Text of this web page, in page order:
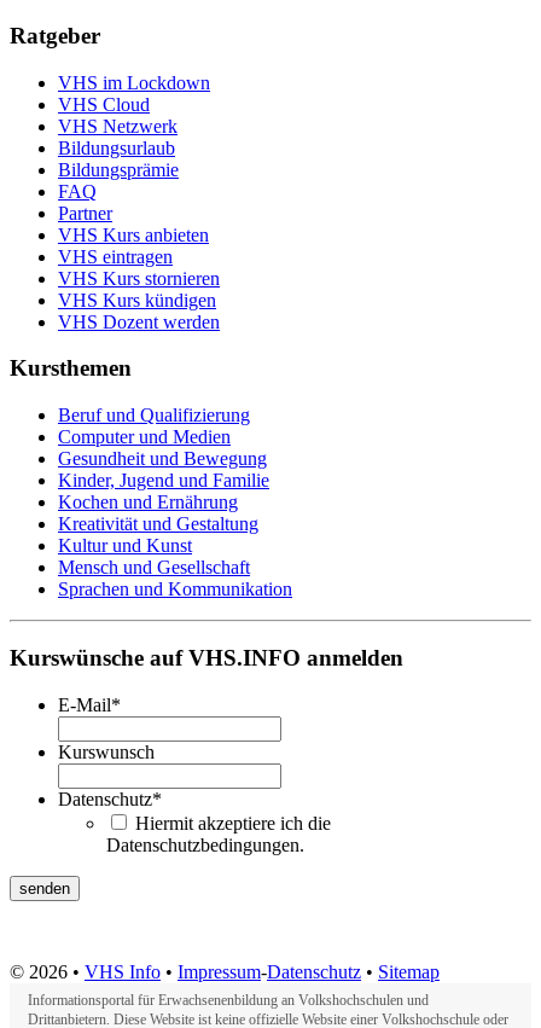
Ratgeber
VHS im Lockdown
VHS Cloud
VHS Netzwerk
Bildungsurlaub
Bildungsprämie
FAQ
Partner
VHS Kurs anbieten
VHS eintragen
VHS Kurs stornieren
VHS Kurs kündigen
VHS Dozent werden
Kursthemen
Beruf und Qualifizierung
Computer und Medien
Gesundheit und Bewegung
Kinder, Jugend und Familie
Kochen und Ernährung
Kreativität und Gestaltung
Kultur und Kunst
Mensch und Gesellschaft
Sprachen und Kommunikation
Kurswünsche auf VHS.INFO anmelden
E-Mail*
Kurswunsch
Datenschutz*
Hiermit akzeptiere ich die
Datenschutzbedingungen.
© 2026 • VHS Info • Impressum-Datenschutz • Sitemap
Informationsportal für Erwachsenenbildung an Volkshochschulen und
Drittanbietern. Diese Website ist keine offizielle Website einer Volkshochschule oder